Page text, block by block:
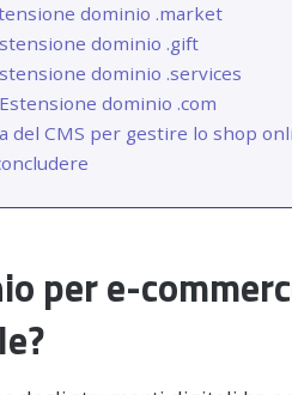
dominio .market
dominio .gift
dominio .services
dominio .com
del CMS per gestire lo shop
per e-